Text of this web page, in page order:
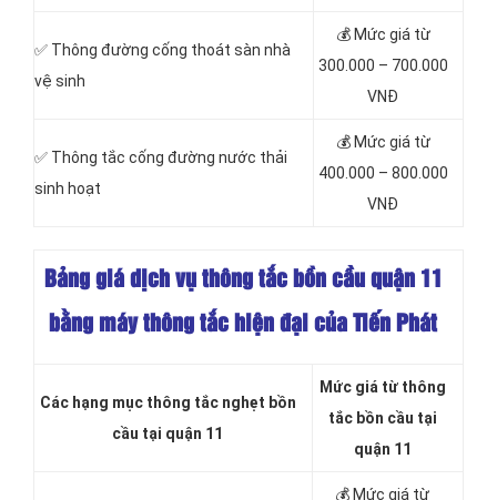
✅ Thông đường cống thoát sàn nhà
vệ sinh
💰 Mức giá từ
300.000 – 700.000
VNĐ
‎✅ Thông tắc cống đường nước thải
sinh hoạt
💰 Mức giá từ
400.000 – 800.000
VNĐ
Bảng giá dịch vụ thông tắc bồn cầu quận 11
bằng máy thông tắc hiện đại của Tiến Phát
Các hạng mục thông tắc nghẹt bồn
cầu tại quận 11
Mức giá từ thông
tắc bồn cầu tại
quận 11
💰 Mức giá từ